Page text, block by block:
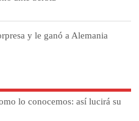
y le ganó a Alemania
lo conocemos: así lucirá su